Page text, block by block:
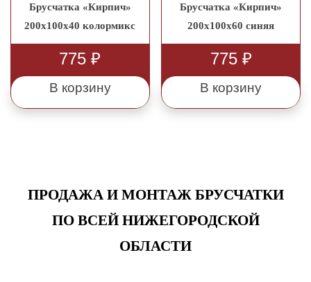
Брусчатка «Кирпич»
200x100x40 колормикс
775₽
В корзину
Брусчатка «Кирпич»
200x100x60 синяя
775 ₽
В корзину
ПРОДАЖА И МОНТАЖ БРУСЧАТКИ
ПО ВСЕЙ НИЖЕГОРОДСКОЙ
ОБЛАСТИ